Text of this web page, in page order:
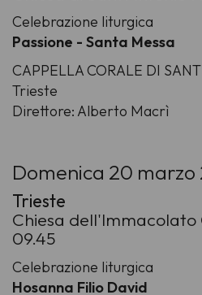
Celebrazione liturgica
Passione - Santa Messa
CAPPELLA CORALE DI
Trieste
Direttore: Alberto Macrì
Domenica 20 marzo
Trieste
Chiesa dell'Immacolato
09.45
Celebrazione liturgica
Hosanna Filio David